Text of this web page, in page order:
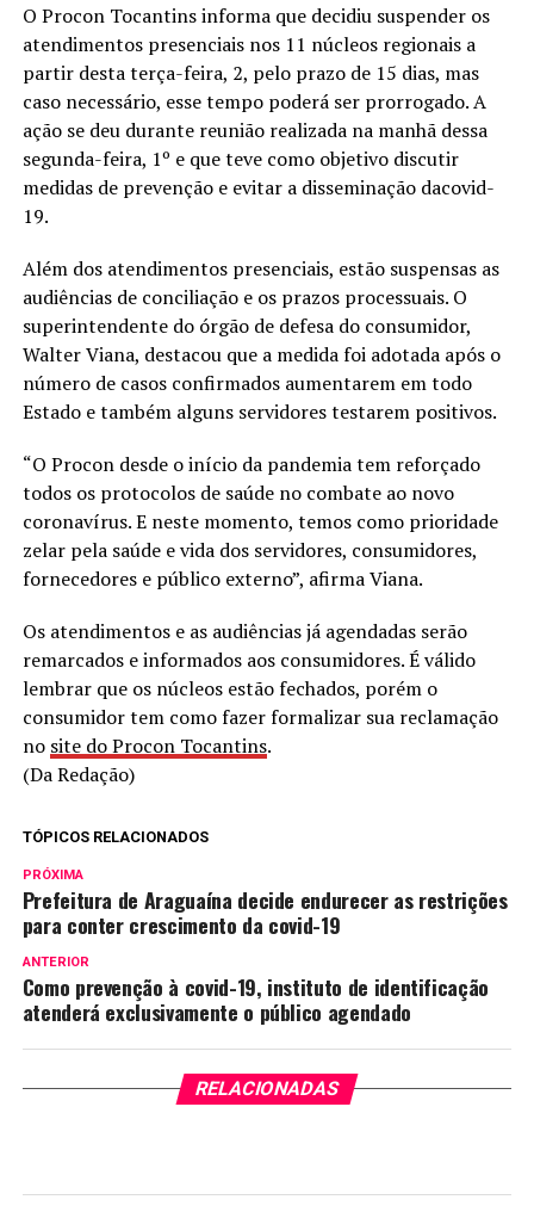
O Procon Tocantins informa que decidiu suspender os
atendimentos presenciais nos 11 núcleos regionais a
partir desta terça-feira, 2, pelo prazo de 15 dias, mas
caso necessário, esse tempo poderá ser prorrogado. A
ação se deu durante reunião realizada na manhã dessa
segunda-feira, 1º e que teve como objetivo discutir
medidas de prevenção e evitar a disseminação dacovid-
19.
Além dos atendimentos presenciais, estão suspensas as
audiências de conciliação e os prazos processuais. O
superintendente do órgão de defesa do consumidor,
Walter Viana, destacou que a medida foi adotada após o
número de casos confirmados aumentarem em todo
Estado e também alguns servidores testarem positivos.
“O Procon desde o início da pandemia tem reforçado
todos os protocolos de saúde no combate ao novo
coronavírus. E neste momento, temos como prioridade
zelar pela saúde e vida dos servidores, consumidores,
fornecedores e público externo”, afirma Viana.
Os atendimentos e as audiências já agendadas serão
remarcados e informados aos consumidores. É válido
lembrar que os núcleos estão fechados, porém o
consumidor tem como fazer formalizar sua reclamação
no site do Procon Tocantins.
(Da Redação)
TÓPICOS RELACIONADOS
PRÓXIMA
Prefeitura de Araguaína decide endurecer as restrições
para conter crescimento da covid-19
ANTERIOR
Como prevenção à covid-19, instituto de identificação
atenderá exclusivamente o público agendado
RELACIONADAS